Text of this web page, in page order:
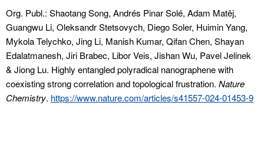
Org. Publ.: Shaotang Song, Andrés Pinar Solé, Adam Matěj,
Guangwu Li, Oleksandr Stetsovych, Diego Soler, Huimin Yang,
Mykola Telychko, Jing Li, Manish Kumar, Qifan Chen, Shayan
Edalatmanesh, Jiri Brabec, Libor Veis, Jishan Wu, Pavel Jelinek
& Jiong Lu. Highly entangled polyradical nanographene with
coexisting strong correlation and topological frustration. Nature
Chemistry. https://www.nature.com/articles/s41557-024-01453-9